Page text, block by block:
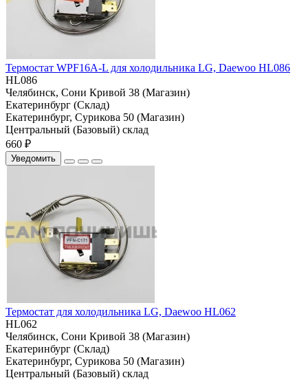
Термостат WPF16A-L для холодильника LG, Daewoo HL086
HL086
Челябинск, Сони Кривой 38 (Магазин)
Екатеринбург (Склад)
Екатеринбург, Сурикова 50 (Магазин)
Центральный (Базовый) склад
660 ₽
Уведомить
Термостат для холодильника LG, Daewoo HL062
HL062
Челябинск, Сони Кривой 38 (Магазин)
Екатеринбург (Склад)
Екатеринбург, Сурикова 50 (Магазин)
Центральный (Базовый) склад